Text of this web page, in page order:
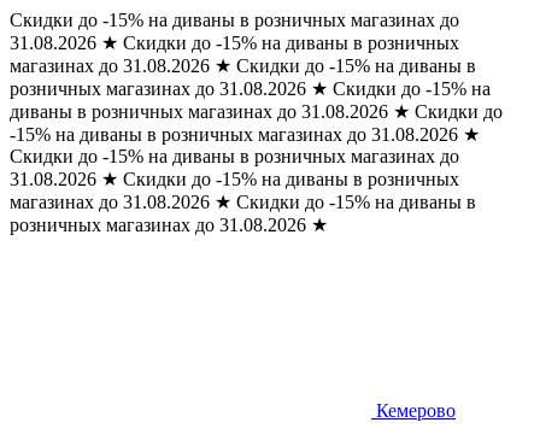
Скидки до -15% на диваны в розничных магазинах до
31.08.2026 ★ Скидки до -15% на диваны в розничных
магазинах до 31.08.2026 ★ Скидки до -15% на диваны в
розничных магазинах до 31.08.2026 ★ Скидки до -15% на
диваны в розничных магазинах до 31.08.2026 ★ Скидки до
-15% на диваны в розничных магазинах до 31.08.2026 ★
Скидки до -15% на диваны в розничных магазинах до
31.08.2026 ★ Скидки до -15% на диваны в розничных
магазинах до 31.08.2026 ★ Скидки до -15% на диваны в
розничных магазинах до 31.08.2026 ★
Кемерово